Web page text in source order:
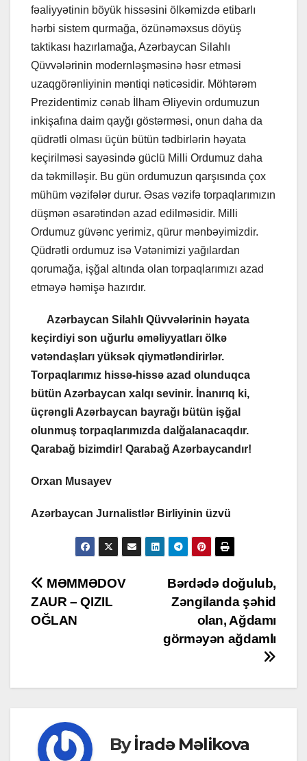
fəaliyyətinin böyük hissəsini ölkəmizdə etibarlı
hərbi sistem qurmağa, özünəməxsus döyüş
taktikası hazırlamağa, Azərbaycan Silahlı
Qüvvələrinin modernləşməsinə həsr etməsi
uzaqgörənliyinin məntiqi nəticəsidir. Möhtərəm
Prezidentimiz cənab İlham Əliyevin ordumuzun
inkişafına daim qayğı göstərməsi, onun daha da
qüdrətli olması üçün bütün tədbirlərin həyata
keçirilməsi sayəsində güclü Milli Ordumuz daha
da təkmilləşir. Bu gün ordumuzun qarşısında çox
mühüm vəzifələr durur. Əsas vəzifə torpaqlarımızın
düşmən əsarətindən azad edilməsidir. Milli
Ordumuz güvənc yerimiz, qürur mənbəyimizdir.
Qüdrətli ordumuz isə Vətənimizi yağılardan
qorumağa, işğal altında olan torpaqlarımızı azad
etməyə həmişə hazırdır.
Azərbaycan Silahlı Qüvvələrinin həyata
keçirdiyi son uğurlu əməliyyatları ölkə
vətəndaşları yüksək qiymətləndirirlər.
Torpaqlarımız hissə-hissə azad olunduqca
bütün Azərbaycan xalqı sevinir. İnanırıq ki,
üçrəngli Azərbaycan bayrağı bütün işğal
olunmuş torpaqlarımızda dalğalanacaqdır.
Qarabağ bizimdir! Qarabağ Azərbaycandır!
Orxan Musayev
Azərbaycan Jurnalistlər Birliyinin üzvü
Post
navigation
Bərdədə doğulub,
Zəngilanda şəhid
olan, Ağdamı
görməyən ağdamlı
MƏMMƏDOV
ZAUR – QIZIL
OĞLAN
Byİradə Məlikova